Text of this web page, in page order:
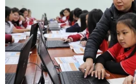
Các đối tượng vi phạm bị tạm
Công an tỉnh Đồng Nai cho